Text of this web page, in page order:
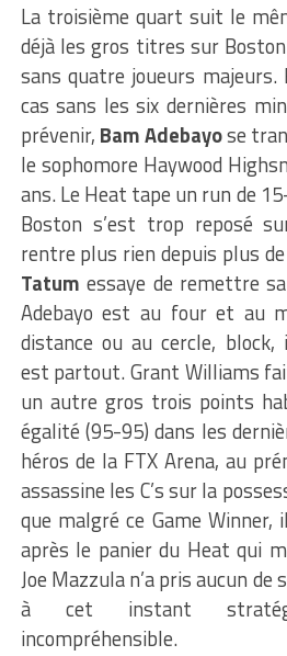
La troisième quart suit le
déjà les gros titres sur
sans quatre joueurs
cas sans les six dernières
prévenir, Bam Adebayose
le sophomore Haywood
ans. Le Heat tape un run de
Boston s’est trop reposé
rentre plus rien depuis plus
Tatum essaye de remettre
Adebayo est au four et au
distance ou au cercle,
est partout. Grant Williams
un autre gros trois points
égalité (95-95) dans les
héros de la FTX Arena, au
assassine les C’s sur la
que malgré ce Game
après le panier du Heat qui
Joe Mazzula n’a pris aucun
à cet instant
incompréhensible.